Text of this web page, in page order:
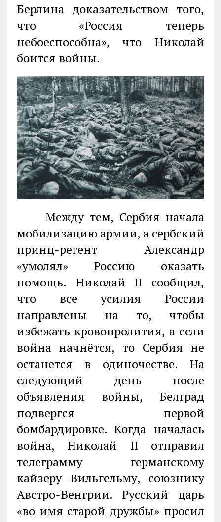
Берлина доказательством того,
что «Россия теперь
небоеспособна», что Николай
боится войны.
Между тем, Сербия начала
мобилизацию армии, а сербский
принц-регент Александр
«умолял» Россию оказать
помощь. Николай II сообщил,
что все усилия России
направлены на то, чтобы
избежать кровопролития, а если
война начнётся, то Сербия не
останется в одиночестве. На
следующий день после
объявления войны, Белград
подвергся первой
бомбардировке. Когда началась
война, Николай II отправил
телеграмму германскому
кайзеру Вильгельму, союзнику
Австро-Венгрии. Русский царь
«во имя старой дружбы» просил